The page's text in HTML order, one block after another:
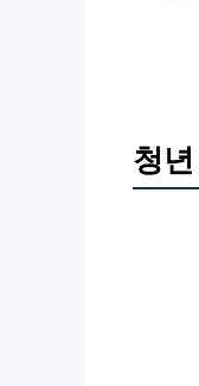
청